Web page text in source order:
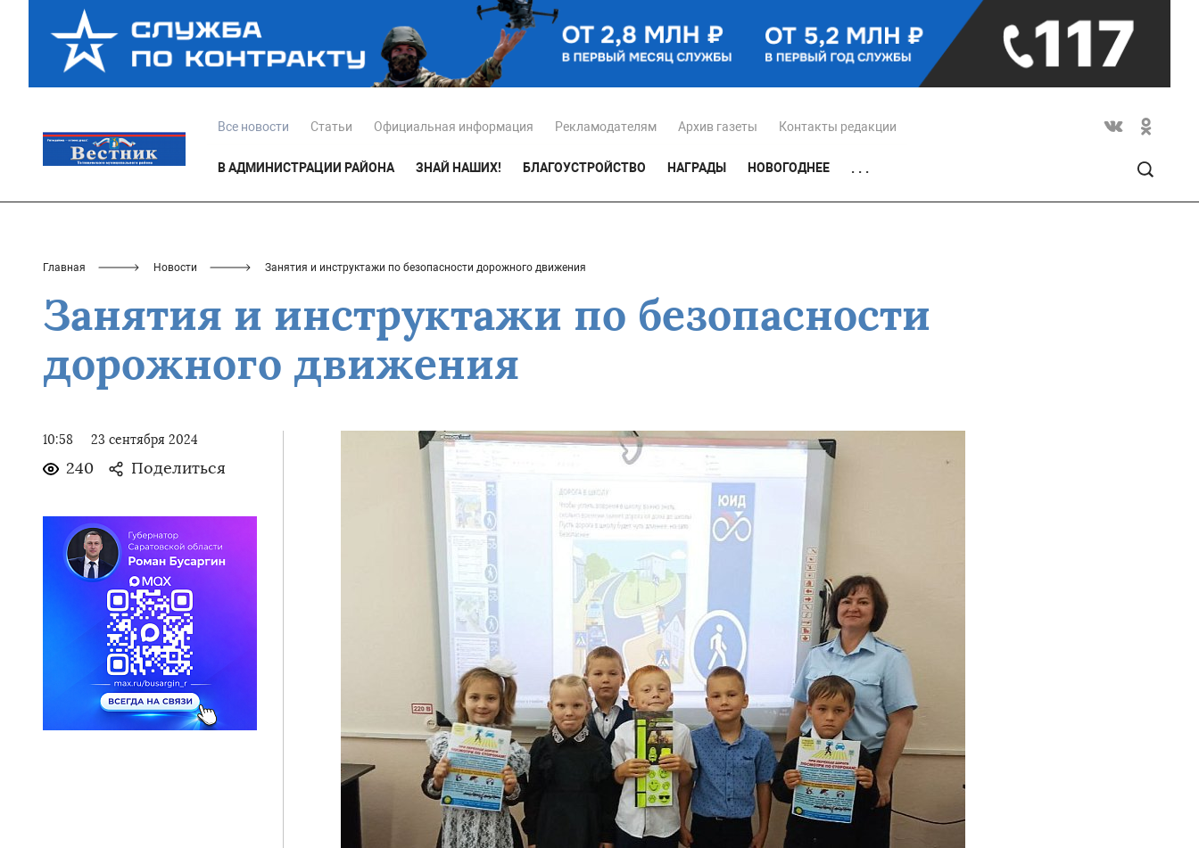
Все новости Статьи Официальная информация Рекламодателям Архив газеты Контакты редакции
В АДМИНИСТРАЦИИ РАЙОНА ЗНАЙ НАШИХ! БЛАГОУСТРОЙСТВО НАГРАДЫ НОВОГОДНЕЕ . . .
Главная Новости Занятия и инструктажи по безопасности дорожного движения
Занятия и инструктажи по безопасности
дорожного движения
10:58 23 сентября 2024
240 Поделиться